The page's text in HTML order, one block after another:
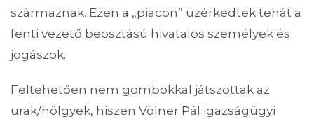
származnak. Ezen a „piacon” üzérkedtek tehát a
fenti vezető beosztású hivatalos személyek és
jogászok.
Feltehetően nem gombokkal játszottak az
urak/hölgyek, hiszen Völner Pál igazságügyi